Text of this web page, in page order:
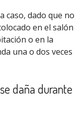
caso, dado que no
en el salón
o en la
una o dos veces
daña durante